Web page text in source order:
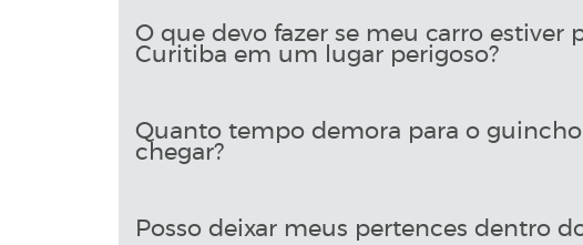
O que devo fazer se meu carro estiver
Curitiba em um lugar perigoso?
Quanto tempo demora para o
chegar?
Posso deixar meus pertences dentro